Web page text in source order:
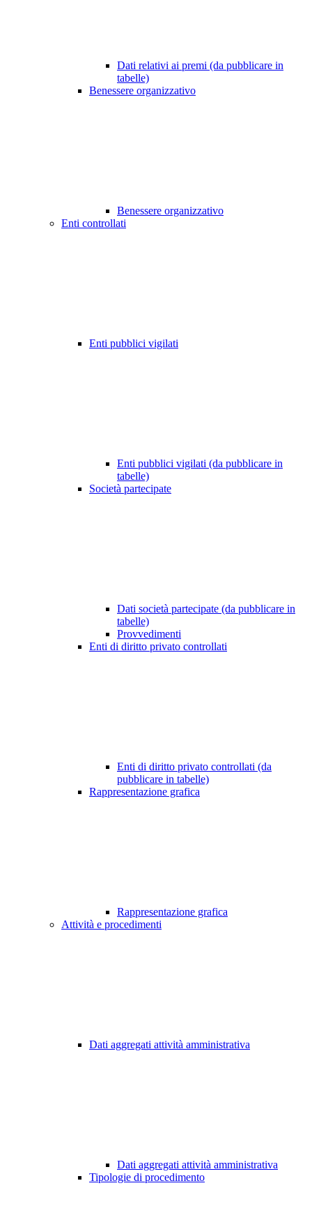
Dati relativi ai premi (da pubblicare in
tabelle)
Benessere organizzativo
Benessere organizzativo
Enti controllati
Enti pubblici vigilati
Enti pubblici vigilati (da pubblicare in
tabelle)
Società partecipate
Dati società partecipate (da pubblicare in
tabelle)
Provvedimenti
Enti di diritto privato controllati
Enti di diritto privato controllati (da
pubblicare in tabelle)
Rappresentazione grafica
Rappresentazione grafica
Attività e procedimenti
Dati aggregati attività amministrativa
Dati aggregati attività amministrativa
Tipologie di procedimento